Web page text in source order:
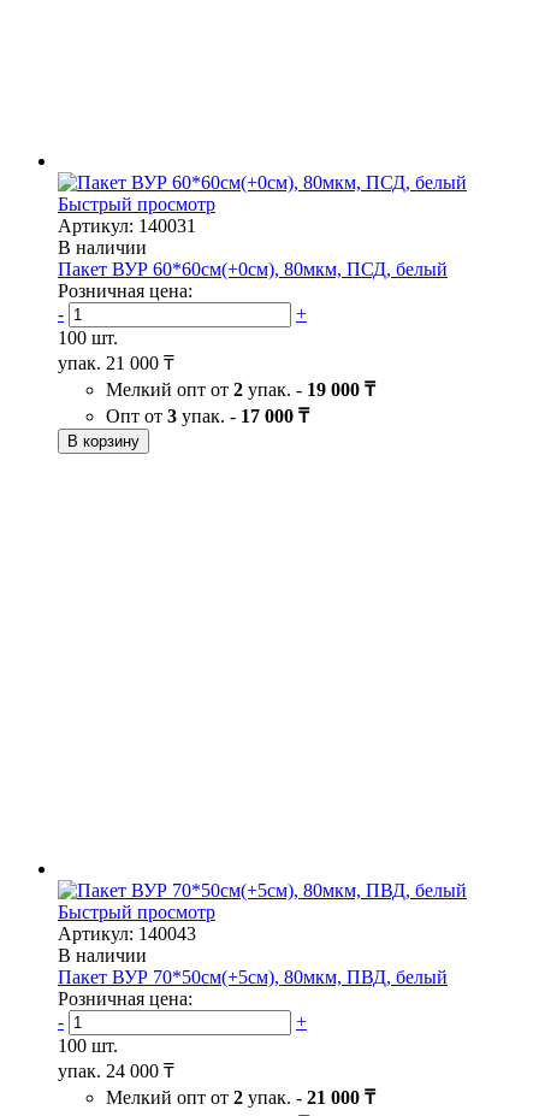
Быстрый просмотр
Артикул: 140031
В наличии
Пакет ВУР 60*60см(+0см), 80мкм, ПСД, белый
Розничная цена:
-
+
100 шт.
упак. 21 000 ₸
Мелкий опт от 2 упак. - 19 000 ₸
Опт от 3 упак. - 17 000 ₸
В корзину
Быстрый просмотр
Артикул: 140043
В наличии
Пакет ВУР 70*50см(+5см), 80мкм, ПВД, белый
Розничная цена:
-
+
100 шт.
упак. 24 000 ₸
Мелкий опт от 2 упак. - 21 000 ₸